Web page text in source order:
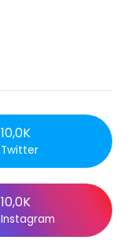
10,0K
Twitter
10,0K
Instagram